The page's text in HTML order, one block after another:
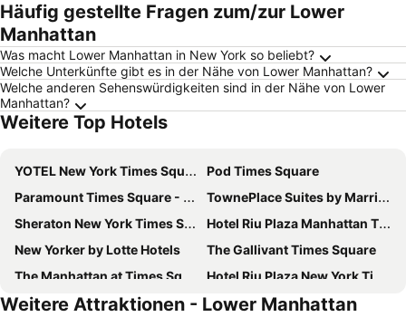
Häufig gestellte Fragen zum/zur Lower
Manhattan
Was macht Lower Manhattan in New York so beliebt?
Welche Unterkünfte gibt es in der Nähe von Lower Manhattan?
Welche anderen Sehenswürdigkeiten sind in der Nähe von Lower
Manhattan?
Weitere Top Hotels
YOTEL New York Times Square
Pod Times Square
Paramount Times Square - A Generator Hotel
TownePlace Suites by Marriott New York Long Island City/Manhattan View
Sheraton New York Times Square Hotel
Hotel Riu Plaza Manhattan Times Square
New Yorker by Lotte Hotels
The Gallivant Times Square
The Manhattan at Times Square Hotel
Hotel Riu Plaza New York Times Square
Holiday Inn New York City - Times Square By Ihg
Capital Hotel
Weitere Attraktionen - Lower Manhattan